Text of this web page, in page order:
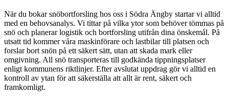
När du bokar snöbortforsling hos oss i Södra Ängby startar vi alltid
med en behovsanalys. Vi tittar på vilka ytor som behöver tömmas på
snö och planerar logistik och bortforsling utifrån dina önskemål. På
utsatt tid kommer våra maskinförare och lastbilar till platsen och
forslar bort snön på ett säkert sätt, utan att skada mark eller
omgivning. All snö transporteras till godkända tippningsplatser
enligt kommunens riktlinjer. Efter avslutat uppdrag gör vi alltid en
kontroll av ytan för att säkerställa att allt är rent, säkert och
framkomligt.